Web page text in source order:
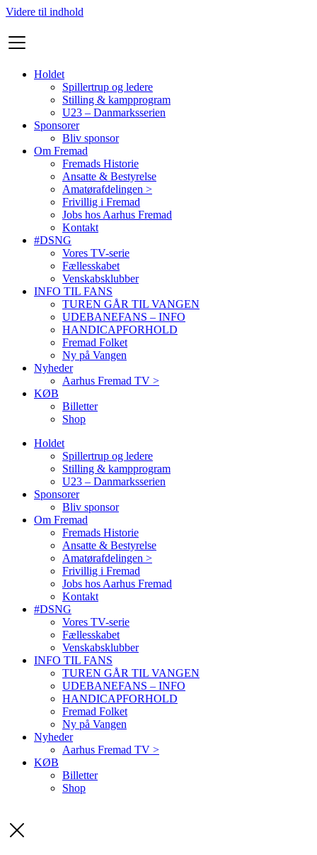
Videre til indhold
Holdet
Spillertrup og ledere
Stilling & kampprogram
U23 – Danmarksserien
Sponsorer
Bliv sponsor
Om Fremad
Fremads Historie
Ansatte & Bestyrelse
Amatørafdelingen >
Frivillig i Fremad
Jobs hos Aarhus Fremad
Kontakt
#DSNG
Vores TV-serie
Fællesskabet
Venskabsklubber
INFO TIL FANS
TUREN GÅR TIL VANGEN
UDEBANEFANS – INFO
HANDICAPFORHOLD
Fremad Folket
Ny på Vangen
Nyheder
Aarhus Fremad TV >
KØB
Billetter
Shop
Holdet
Spillertrup og ledere
Stilling & kampprogram
U23 – Danmarksserien
Sponsorer
Bliv sponsor
Om Fremad
Fremads Historie
Ansatte & Bestyrelse
Amatørafdelingen >
Frivillig i Fremad
Jobs hos Aarhus Fremad
Kontakt
#DSNG
Vores TV-serie
Fællesskabet
Venskabsklubber
INFO TIL FANS
TUREN GÅR TIL VANGEN
UDEBANEFANS – INFO
HANDICAPFORHOLD
Fremad Folket
Ny på Vangen
Nyheder
Aarhus Fremad TV >
KØB
Billetter
Shop